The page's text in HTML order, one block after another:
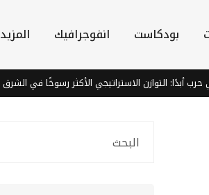
بودكاست انفوجرافيك المزيد
الاستراتيجي الأكثر رسوخًا في الشرق الأوسط